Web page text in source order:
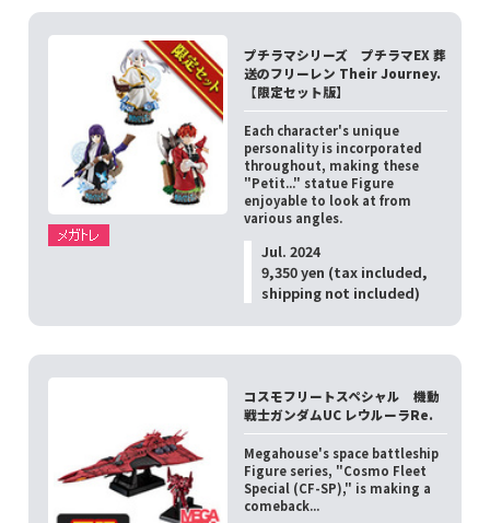
プチラマシリーズ プチラマEX 葬
送のフリーレン Their Journey.
【限定セット版】
Each character's unique
personality is incorporated
throughout, making these
"Petit..." statue Figure
enjoyable to look at from
various angles.
Jul. 2024
9,350 yen (tax included,
shipping not included)
コスモフリートスペシャル 機動
戦士ガンダムUC レウルーラRe.
Megahouse's space battleship
Figure series, "Cosmo Fleet
Special (CF-SP)," is making a
comeback...